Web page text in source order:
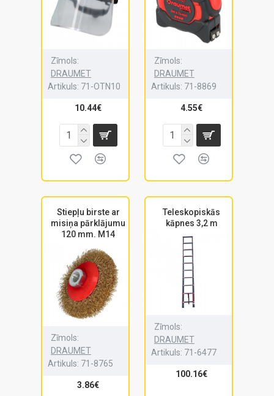
Zīmols:
DRAUMET
Artikuls: 71-OTN10
10.44€
Zīmols:
DRAUMET
Artikuls: 71-8869
4.55€
Stiepļu birste ar
misiņa pārklājumu
120 mm. M14
Zīmols:
DRAUMET
Artikuls: 71-8765
3.86€
Teleskopiskās
kāpnes 3,2 m
Zīmols:
DRAUMET
Artikuls: 71-6477
100.16€